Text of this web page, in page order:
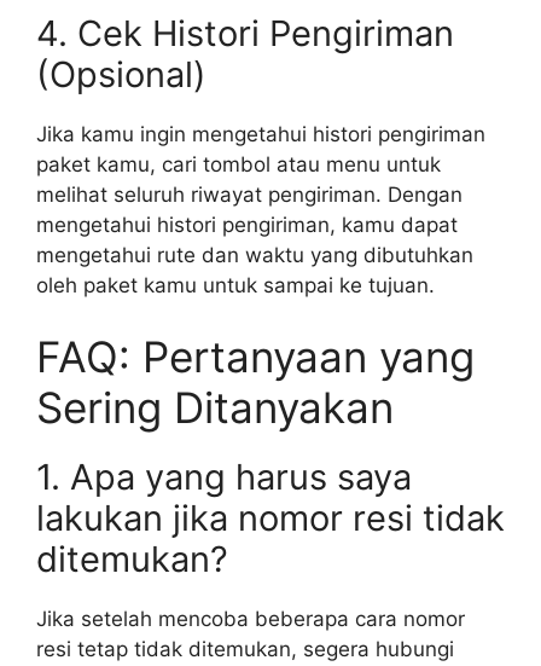
4. Cek Histori Pengiriman
(Opsional)
Jika kamu ingin mengetahui histori pengiriman
paket kamu, cari tombol atau menu untuk
melihat seluruh riwayat pengiriman. Dengan
mengetahui histori pengiriman, kamu dapat
mengetahui rute dan waktu yang dibutuhkan
oleh paket kamu untuk sampai ke tujuan.
FAQ: Pertanyaan yang
Sering Ditanyakan
1. Apa yang harus saya
lakukan jika nomor resi tidak
ditemukan?
Jika setelah mencoba beberapa cara nomor
resi tetap tidak ditemukan, segera hubungi